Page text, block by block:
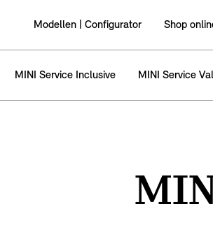
Modellen | Configurator Shop
MINI Service Inclusive MINI Service